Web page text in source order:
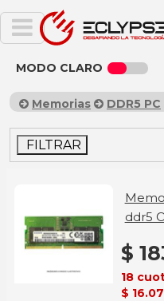
MODO CLARO
Memorias DDR5 PC
FILTRAR
ddr5
$
18
$